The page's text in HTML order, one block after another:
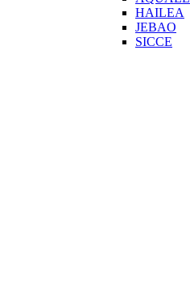
HAILEA
JEBAO
SICCE